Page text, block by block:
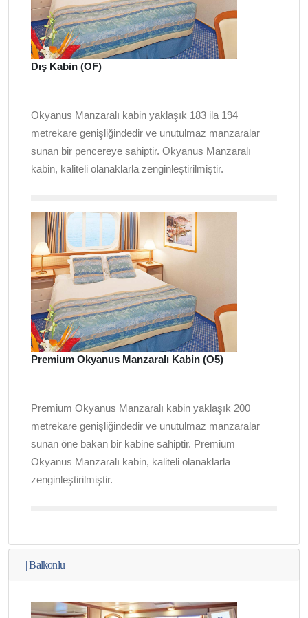
Dış Kabin (OF)
Okyanus Manzaralı kabin yaklaşık 183 ila 194
metrekare genişliğindedir ve unutulmaz manzaralar
sunan bir pencereye sahiptir. Okyanus Manzaralı
kabin, kaliteli olanaklarla zenginleştirilmiştir.
Premium Okyanus Manzaralı Kabin (O5)
Premium Okyanus Manzaralı kabin yaklaşık 200
metrekare genişliğindedir ve unutulmaz manzaralar
sunan öne bakan bir kabine sahiptir. Premium
Okyanus Manzaralı kabin, kaliteli olanaklarla
zenginleştirilmiştir.
|Balkonlu